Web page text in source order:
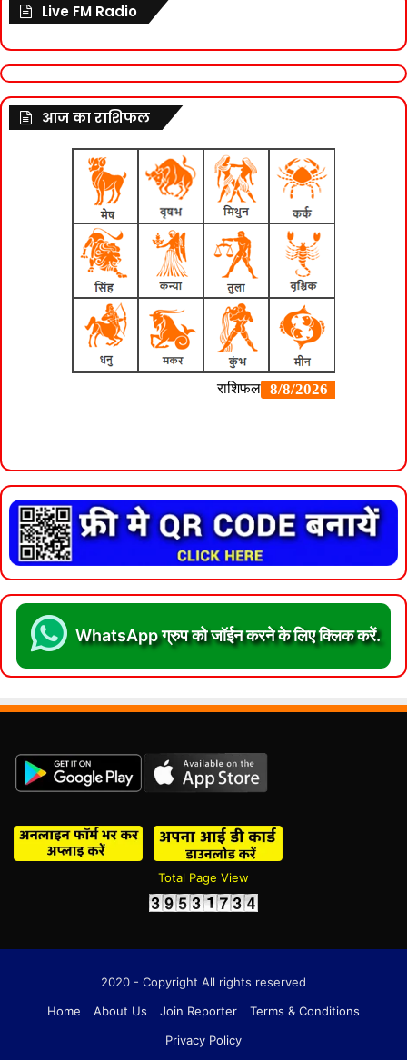
Live FM Radio
आज का राशिफल
WhatsApp ग्रुप को जॉईन करने के लिए क्लिक करें.
Total Page View
2020 - Copyright All rights reserved
Home
About Us Join Reporter
Terms & Conditions
Privacy Policy